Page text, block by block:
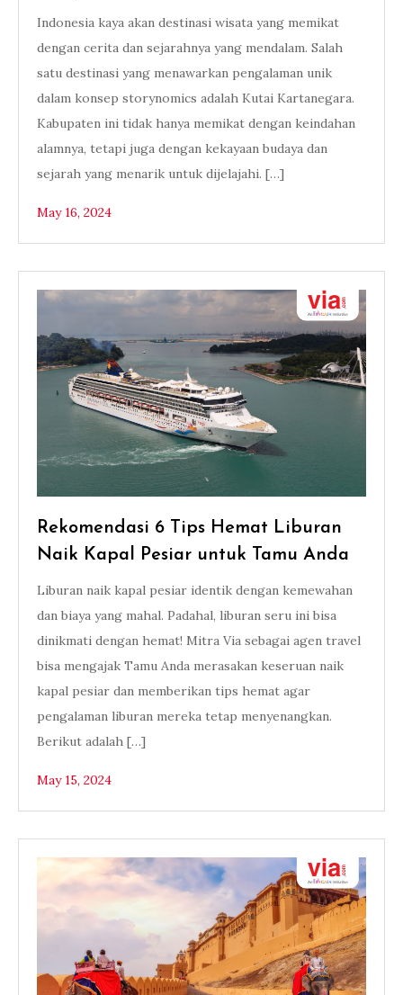
Indonesia kaya akan destinasi wisata yang memikat
dengan cerita dan sejarahnya yang mendalam. Salah
satu destinasi yang menawarkan pengalaman unik
dalam konsep storynomics adalah Kutai Kartanegara.
Kabupaten ini tidak hanya memikat dengan keindahan
alamnya, tetapi juga dengan kekayaan budaya dan
sejarah yang menarik untuk dijelajahi. […]
May 16, 2024
Rekomendasi 6 Tips Hemat Liburan
Naik Kapal Pesiar untuk Tamu Anda
Liburan naik kapal pesiar identik dengan kemewahan
dan biaya yang mahal. Padahal, liburan seru ini bisa
dinikmati dengan hemat! Mitra Via sebagai agen travel
bisa mengajak Tamu Anda merasakan keseruan naik
kapal pesiar dan memberikan tips hemat agar
pengalaman liburan mereka tetap menyenangkan.
Berikut adalah […]
May 15, 2024